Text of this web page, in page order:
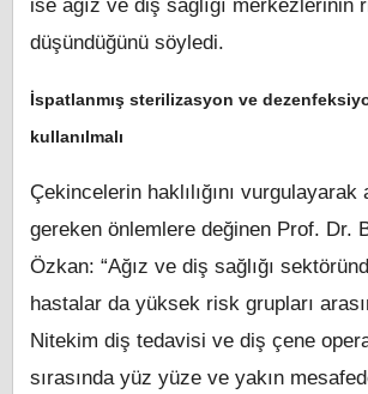
ise ağız ve diş sağlığı merkezlerinin
düşündüğünü söyledi.
İspatlanmış sterilizasyon ve
kullanılmalı
Çekincelerin haklılığını vurgulayarak
gereken önlemlere değinen Prof. Dr.
Özkan: “Ağız ve diş sağlığı
hastalar da yüksek risk grupları
Nitekim diş tedavisi ve diş çene
sırasında yüz yüze ve yakın